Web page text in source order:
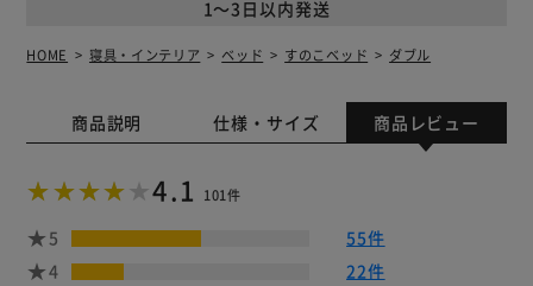
1～3日以内発送
HOME 寝具・インテリア ベッド すのこベッド ダブル
商品説明 仕様・サイズ 商品レビュー
4.1 101件
5
55件
4
22件